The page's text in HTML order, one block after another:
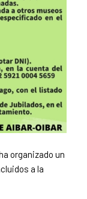
organizado un
a la